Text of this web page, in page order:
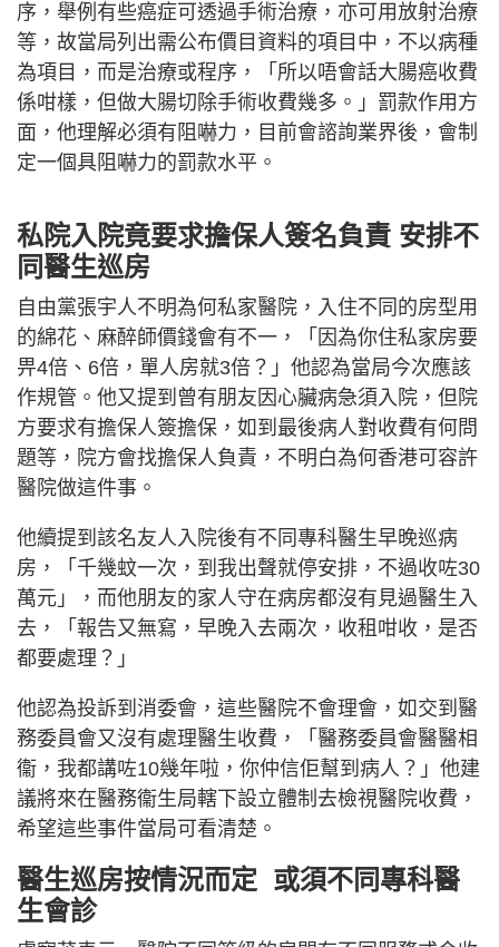
序，舉例有些癌症可透過手術治療，亦可用放射治療
等，故當局列出需公布價目資料的項目中，不以病種
為項目，而是治療或程序，「所以唔會話大腸癌收費
係咁樣，但做大腸切除手術收費幾多。」罰款作用方
面，他理解必須有阻嚇力，目前會諮詢業界後，會制
定一個具阻嚇力的罰款水平。
私院入院竟要求擔保人簽名負責 安排不
同醫生巡房
自由黨張宇人不明為何私家醫院，入住不同的房型用
的綿花、麻醉師價錢會有不一，「因為你住私家房要
畀4倍、6倍，單人房就3倍？」他認為當局今次應該
作規管。他又提到曾有朋友因心臟病急須入院，但院
方要求有擔保人簽擔保，如到最後病人對收費有何問
題等，院方會找擔保人負責，不明白為何香港可容許
醫院做這件事。
他續提到該名友人入院後有不同專科醫生早晚巡病
房，「千幾蚊一次，到我出聲就停安排，不過收咗30
萬元」，而他朋友的家人守在病房都沒有見過醫生入
去，「報告又無寫，早晚入去兩次，收租咁收，是否
都要處理？」
他認為投訴到消委會，這些醫院不會理會，如交到醫
務委員會又沒有處理醫生收費，「醫務委員會醫醫相
衞，我都講咗10幾年啦，你仲信佢幫到病人？」他建
議將來在醫務衞生局轄下設立體制去檢視醫院收費，
希望這些事件當局可看清楚。
醫生巡房按情況而定 或須不同專科醫
生會診